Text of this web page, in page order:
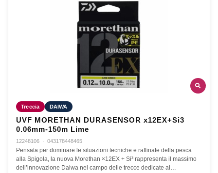
Treccia DAIWA
UVF MORETHAN DURASENSOR x12EX+Si3
0.06mm-150m Lime
12248106 · 043178448465
Pensata per dominare le situazioni tecniche e raffinate della pesca
alla Spigola, la nuova Morethan ×12EX + Si³ rappresenta il massimo
dell’innovazione Daiwa nel campo delle trecce dedicate ai…